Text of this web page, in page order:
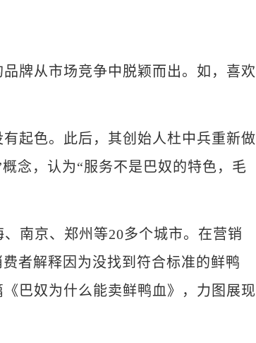
牌从市场竞争中脱颖而出。如，喜欢
起色。此后，其创始人杜中兵重新做
念，认为“服务不是巴奴的特色，毛
南京、郑州等20多个城市。在营销
者解释因为没找到符合标准的鲜鸭
巴奴为什么能卖鲜鸭血》，力图展现